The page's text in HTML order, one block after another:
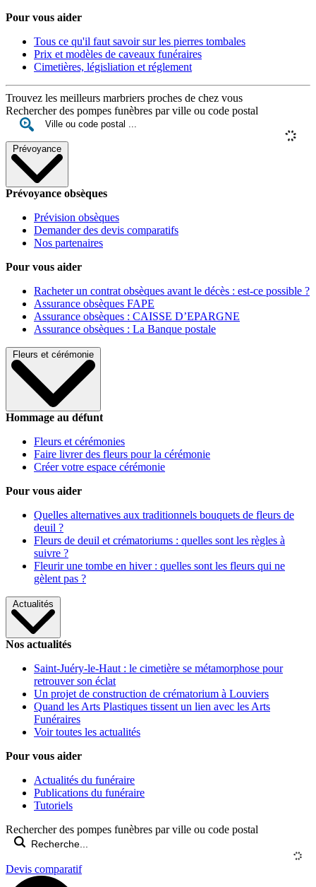
Pour vous aider
Tous ce qu'il faut savoir sur les pierres tombales
Prix et modèles de caveaux funéraires
Cimetières, législiation et réglement
Trouvez les meilleurs marbriers proches de chez vous
Rechercher des pompes funèbres par ville ou code postal
Prévoyance
Prévoyance obsèques
Prévision obsèques
Demander des devis comparatifs
Nos partenaires
Pour vous aider
Racheter un contrat obsèques avant le décès : est-ce possible ?
Assurance obsèques FAPE
Assurance obsèques : CAISSE D’EPARGNE
Assurance obsèques : La Banque postale
Fleurs et cérémonie
Hommage au défunt
Fleurs et cérémonies
Faire livrer des fleurs pour la cérémonie
Créer votre espace cérémonie
Pour vous aider
Quelles alternatives aux traditionnels bouquets de fleurs de
deuil ?
Fleurs de deuil et crématoriums : quelles sont les règles à
suivre ?
Fleurir une tombe en hiver : quelles sont les fleurs qui ne
gèlent pas ?
Actualités
Nos actualités
Saint-Juéry-le-Haut : le cimetière se métamorphose pour
retrouver son éclat
Un projet de construction de crématorium à Louviers
Quand les Arts Plastiques tissent un lien avec les Arts
Funéraires
Voir toutes les actualités
Pour vous aider
Actualités du funéraire
Publications du funéraire
Tutoriels
Rechercher des pompes funèbres par ville ou code postal
Devis comparatif